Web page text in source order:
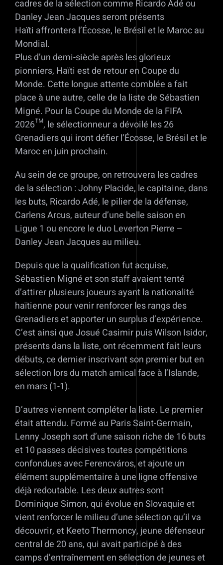
cadres de la sélection comme Ricardo Adé ou
Danley Jean Jacques seront présents
Haïti affrontera l’Écosse, le Brésil et le Maroc au
Mondial.
Plus d’un demi-siècle après les glorieux
pionniers, Haïti est de retour en Coupe du
Monde. Cette longue attente comblée a fait
place à une autre, celle de la liste de Sébastien
Migné. Pour la Coupe du Monde de la FIFA
2026™️, le sélectionneur a dévoilé les 26
Grenadiers qui iront défier l’Écosse, le Brésil et le
Maroc en juin prochain.
Au sein de ce groupe, on retrouvera les cadres
de la sélection : Johny Placide, le capitaine, dans
les buts, Ricardo Adé, le pilier de la défense,
Carlens Arcus, auteur d’une belle saison en
Ligue 1 ou encore le duo Leverton Pierre –
Danley Jean Jacques au milieu.
Depuis que la qualification fut acquise,
Sébastien Migné et son staff avaient tenté
d’attirer plusieurs joueurs ayant la nationalité
haïtienne pour venir renforcer les rangs des
Grenadiers et apporter un surplus d’expérience.
C’est ainsi que Josué Casimir puis Wilson Isidor,
présents dans la liste, ont récemment fait leurs
débuts, ce dernier inscrivant son premier but en
sélection lors du match amical face à l’Islande,
en mars (1-1).
D’autres viennent compléter la liste. Le premier
était attendu. Formé au Paris Saint-Germain,
Lenny Joseph sort d’une saison riche de 16 buts
et 10 passes décisives toutes compétitions
confondues avec Ferencváros, et ajoute un
élément supplémentaire à une ligne offensive
déjà redoutable. Les deux autres sont
Dominique Simon, qui évolue en Slovaquie et
vient renforcer le milieu d’une sélection qu’il va
découvrir, et Keeto Thermoncy, jeune défenseur
central de 20 ans, qui avait participé à des
camps d’entraînement en sélection de jeunes et